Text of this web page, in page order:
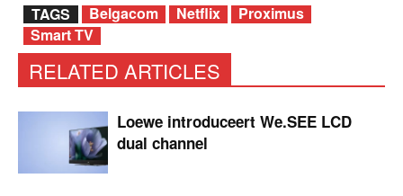
TAGS Belgacom Netflix
Proximus
Smart TV
RELATED ARTICLES
Loewe introduceert We.SEE LCD
dual channel